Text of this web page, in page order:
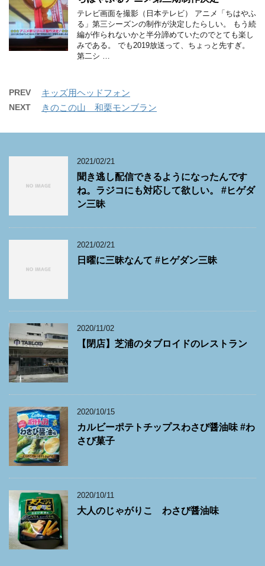
テレビ画面を撮影（日本テレビ） アニメ「ちはやふ
る」第三シーズンの制作が決定したらしい。 もう続
編が作られないかと半分諦めていたのでとても楽し
みである。 でも2019放送って、ちょっと先すぎ。
第二シ …
PREV キッズ用ヘッドフォン
NEXT きのこの山 和栗モンブラン
2021/02/21
聞き逃し配信できるようになったんです
ね。ラジコにも対応して欲しい。 #ヒゲダ
ン三昧
2021/02/21
日曜に三昧なんて #ヒゲダン三昧
2020/11/02
【閉店】芝浦のタブロイドのレストラン
2020/10/15
カルビーポテトチップスわさび醤油味 #わ
さび菓子
2020/10/11
大人のじゃがりこ わさび醤油味